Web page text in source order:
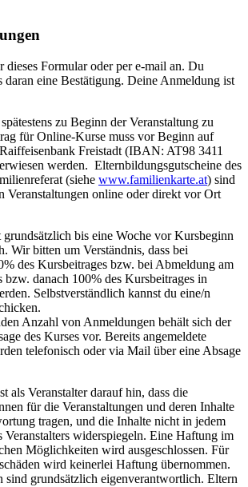
dieses Formular oder per e-mail an. Du
daran eine Bestätigung. Deine Anmeldung ist
zu Beginn der Veranstaltung zu
für Online-Kurse muss vor Beginn auf
Freistadt (IBAN: AT98 3411
werden. Elternbildungsgutscheine des
(siehe www.familienkarte.at) sind
Veranstaltungen online oder direkt vor Ort
grundsätzlich bis eine Woche vor Kursbeginn
Wir bitten um Verständnis, dass bei
des Kursbeitrages bzw. bei Abmeldung am
bzw. danach 100% des Kursbeitrages in
Selbstverständlich kannst du eine/n
Anzahl von Anmeldungen behält sich der
des Kurses vor. Bereits angemeldete
telefonisch oder via Mail über eine Absage
als Veranstalter darauf hin, dass die
für die Veranstaltungen und deren Inhalte
tragen, und die Inhalte nicht in jedem
Veranstalters widerspiegeln. Eine Haftung im
Möglichkeiten wird ausgeschlossen. Für
wird keinerlei Haftung übernommen.
sind grundsätzlich eigenverantwortlich. Eltern